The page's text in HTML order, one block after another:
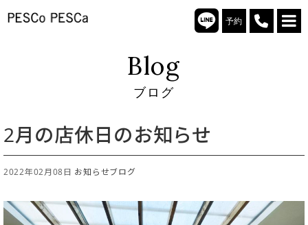
予約
Blog
ブログ
2月の店休日のお知らせ
2022年02月08日 お知らせブログ